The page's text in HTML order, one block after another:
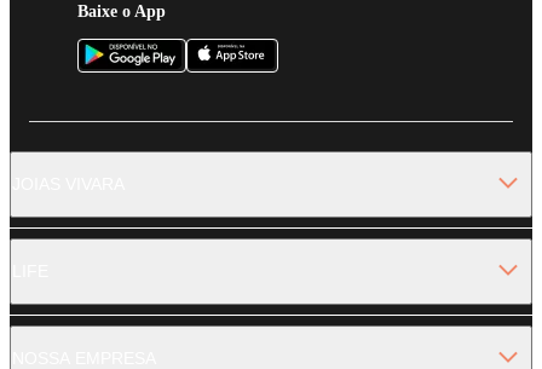
Baixe o App